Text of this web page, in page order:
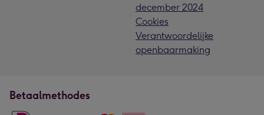
december 2024
Cookies
Verantwoordelijke
openbaarmaking
Betaalmethodes